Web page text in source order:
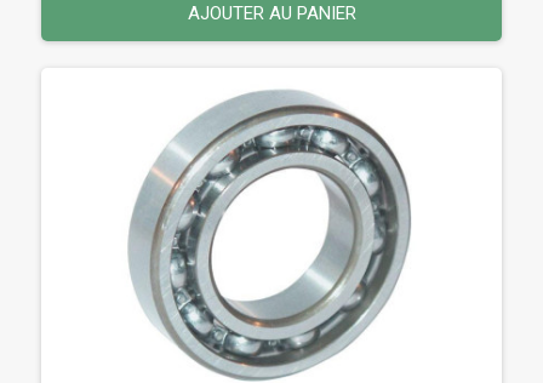
AJOUTER AU PANIER